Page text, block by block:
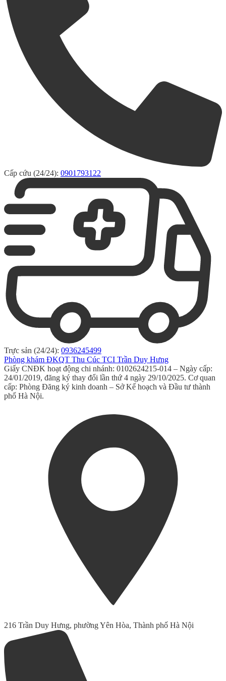
Cấp cứu (24/24): 0901793122
Trực sản (24/24): 0936245499
Phòng khám ĐKQT Thu Cúc TCI Trần Duy Hưng
Giấy CNĐK hoạt động chi nhánh: 0102624215-014 – Ngày cấp:
24/01/2019, đăng ký thay đổi lần thứ 4 ngày 29/10/2025. Cơ quan
cấp: Phòng Đăng ký kinh doanh – Sở Kế hoạch và Đầu tư thành
phố Hà Nội.
216 Trần Duy Hưng, phường Yên Hòa, Thành phố Hà Nội